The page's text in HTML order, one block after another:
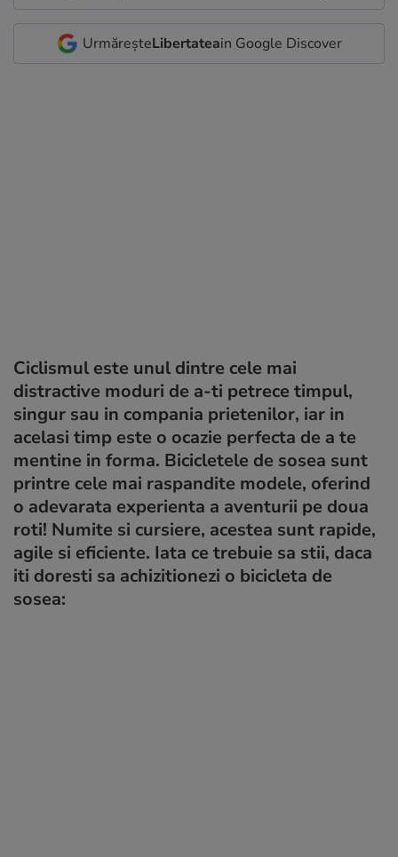
UrmăreșteLibertateain Google Discover
Ciclismul este unul dintre cele mai
distractive moduri de a-ti petrece timpul,
singur sau in compania prietenilor, iar in
acelasi timp este o ocazie perfecta de a te
mentine in forma. Bicicletele de sosea sunt
printre cele mai raspandite modele, oferind
o adevarata experienta a aventurii pe doua
roti! Numite si cursiere, acestea sunt rapide,
agile si eficiente. Iata ce trebuie sa stii, daca
iti doresti sa achizitionezi o bicicleta de
sosea: